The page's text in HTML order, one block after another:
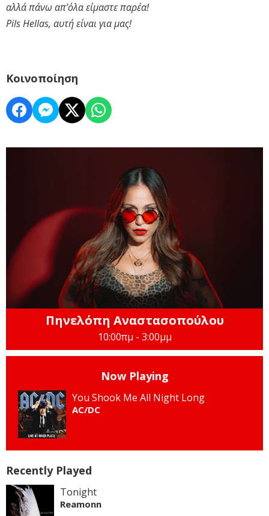
αλλά πάνω απ’όλα είμαστε παρέα!
Pils Hellas, αυτή είναι για μας!
Κοινοποίηση
Πηνελόπη Αναστασοπούλου
10:00πμ - 3:00μμ
Now Playing
You Shook Me All Night Long
AC/DC
Recently Played
Tonight
Reamonn